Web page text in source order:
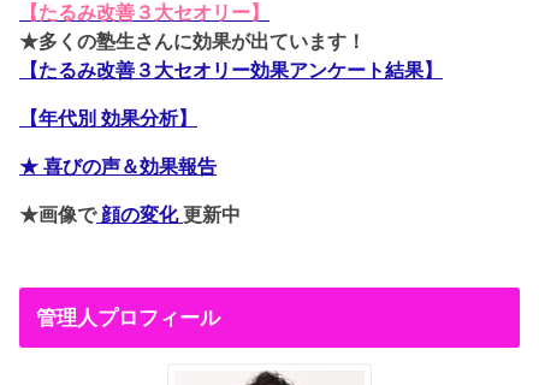
【たるみ改善３大セオリー】
★多くの塾生さんに効果が出ています！
【たるみ改善３大セオリー効果アンケート結果】
【年代別 効果分析】
★ 喜びの声＆効果報告
★画像で顔の変化更新中
管理人プロフィール